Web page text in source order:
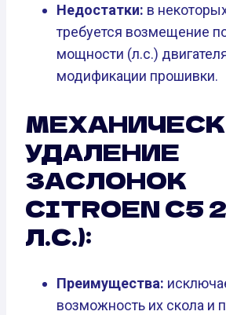
Недостатки: в
требуется возмещение
мощности (л.с.)
модификации прошивки.
УДАЛЕНИЕ
ЗАСЛОНОК
CITROEN C5
Л.С.):
Преимущества:
возможность их скола и